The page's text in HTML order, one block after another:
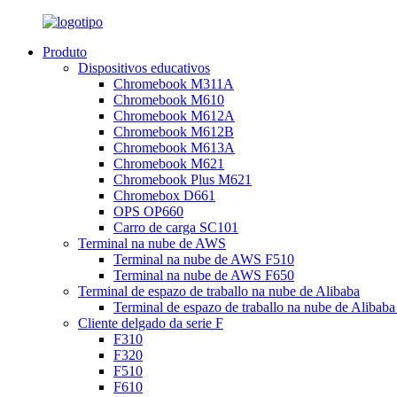
Produto
Dispositivos educativos
Chromebook M311A
Chromebook M610
Chromebook M612A
Chromebook M612B
Chromebook M613A
Chromebook M621
Chromebook Plus M621
Chromebox D661
OPS OP660
Carro de carga SC101
Terminal na nube de AWS
Terminal na nube de AWS F510
Terminal na nube de AWS F650
Terminal de espazo de traballo na nube de Alibaba
Terminal de espazo de traballo na nube de
Cliente delgado da serie F
F310
F320
F510
F610